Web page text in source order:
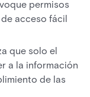
permisos
acceso fácil
que solo el
a la información
de las